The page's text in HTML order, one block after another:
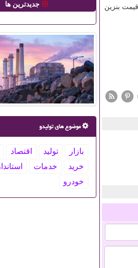
قیمت بنزین
جدیدترین ها
موضوع های تولیدو
بازار تولید اقتصاد
خرید
خدمات
خودرو